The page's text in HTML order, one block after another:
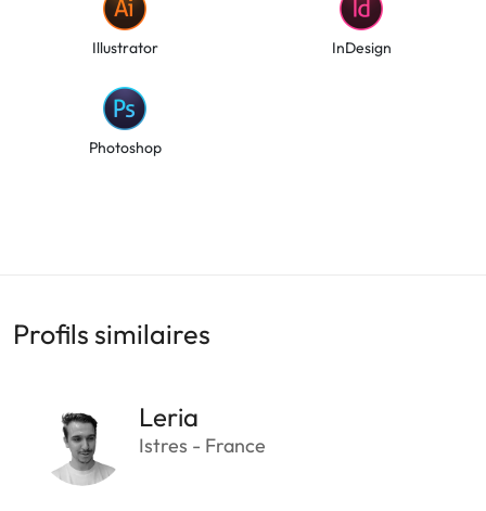
Illustrator InDesign
Photoshop
Profils similaires
Leria
Istres - France